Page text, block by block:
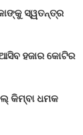
ସ୍ୱତନ୍ତ୍ର
ହଜାର କୋଟିର
କିମ୍ବା ଧମକ